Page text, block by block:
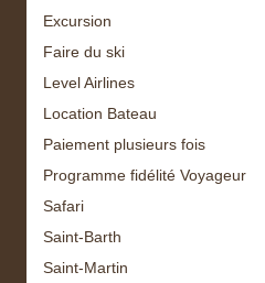
Excursion
Faire du ski
Level Airlines
Location Bateau
Paiement plusieurs fois
Programme fidélité Voyageur
Safari
Saint-Barth
Saint-Martin